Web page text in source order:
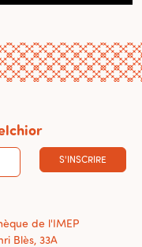
S'INSCRIRE
de l'IMEP
Blès, 33A